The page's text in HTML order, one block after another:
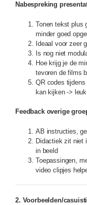
Nabespreking
Tonen tekst plus
minder goed
Ideaal voor zeer
Is nog niet
Hoe krijg je de
tevoren de films
QR codes
kan kijken ->
Feedback overige
AB instructies,
Didactiek zit niet
in beeld
Toepassingen,
video clipjes
2. Voorbeelden/